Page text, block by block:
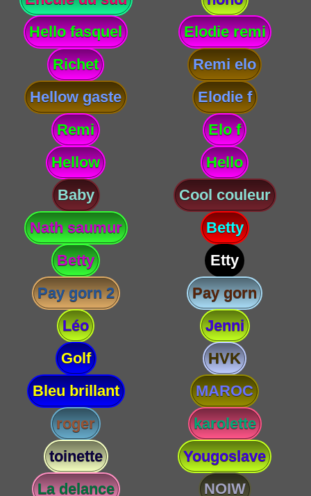
Hello fasquel
Elodie remi
Richet
Remi elo
Hellow gaste
Elodie f
Remi
Elo f
Hellow
Hello
Baby
Cool couleur
Nath saumur
Betty
Betty
Etty
Pay gorn 2
Pay gorn
Léo
Jenni
Golf
HVK
Bleu brillant
MAROC
roger
karolette
toinette
Yougoslave
La delance
NOIW